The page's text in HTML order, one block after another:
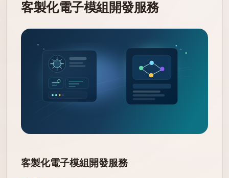
客製化電子模組開發服務
客製化電子模組開發服務